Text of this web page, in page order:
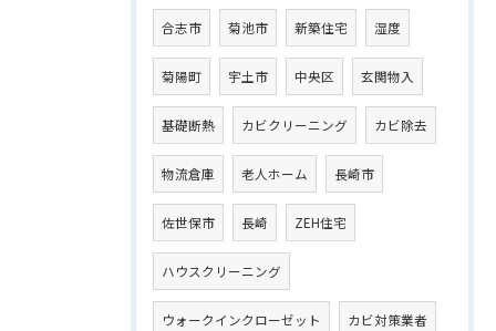
合志市 菊池市 新築住宅 湿度
菊陽町 宇土市 中央区 玄関物入
基礎断熱 カビクリーニング カビ除去
物流倉庫 老人ホーム 長崎市
佐世保市 長崎 ZEH住宅
ハウスクリーニング
ウォークインクローゼット カビ対策業者